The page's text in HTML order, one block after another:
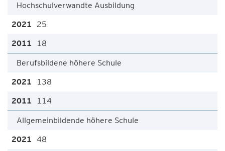
Hochschulverwandte Ausbildung
25
18
Berufsbildene höhere Schule
138
114
Allgemeinbildende höhere Schule
48